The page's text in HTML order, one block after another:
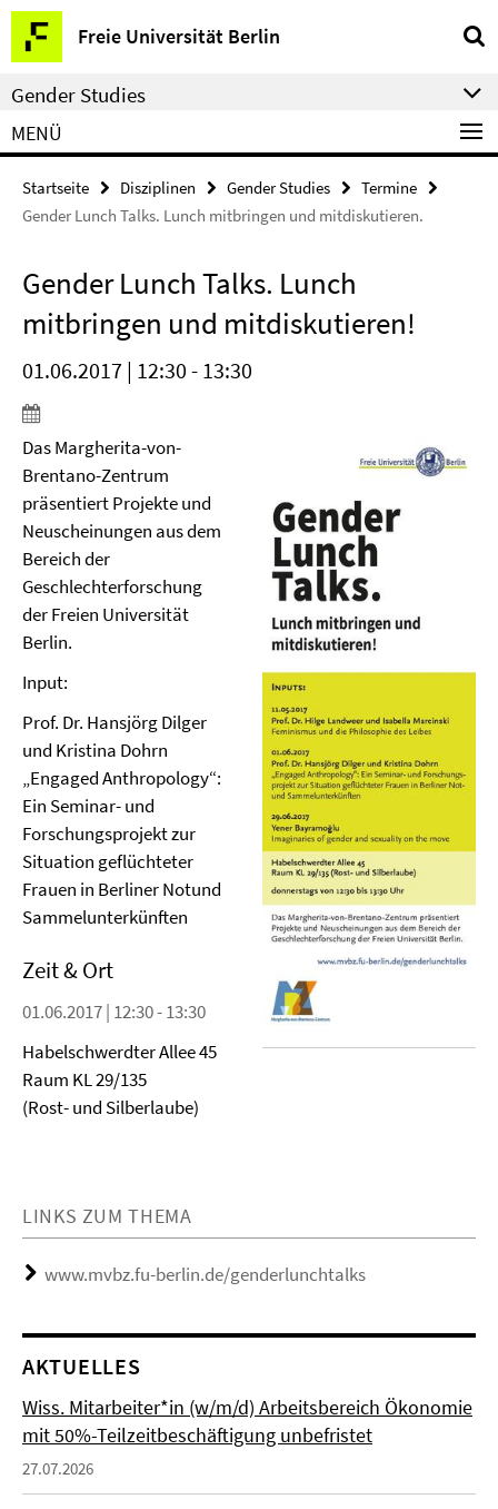
Springe
direkt
zu
Inhalt
Freie Universität Berlin
Service-
Navigation
Gender Studies
MENÜ
Startseite Disziplinen Gender Studies
Termine
Gender Lunch Talks. Lunch mitbringen und mitdiskutieren.
Gender Lunch Talks. Lunch
mitbringen und mitdiskutieren!
01.06.2017 | 12:30 - 13:30
Das Margherita-von-
Brentano-Zentrum
präsentiert Projekte und
Neuscheinungen aus dem
Bereich der
Geschlechterforschung
der Freien Universität
Berlin.
Input:
Prof. Dr. Hansjörg Dilger
und Kristina Dohrn
„Engaged Anthropology“:
Ein Seminar- und
Forschungsprojekt zur
Situation geflüchteter
Frauen in Berliner Notund
Sammelunterkünften
Zeit & Ort
01.06.2017 | 12:30 - 13:30
Habelschwerdter Allee 45
Raum KL 29/135
(Rost- und Silberlaube)
LINKS ZUM THEMA
www.mvbz.fu-berlin.de/genderlunchtalks
AKTUELLES
Wiss. Mitarbeiter*in (w/m/d) Arbeitsbereich Ökonomie
mit 50%-Teilzeitbeschäftigung unbefristet
27.07.2026